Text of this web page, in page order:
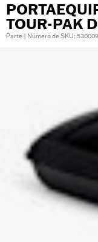
TOUR-PAK
Parte | Número de SKU: